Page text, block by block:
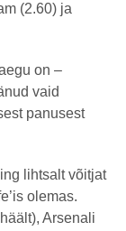
(2.60) ja
on –
vaid
panusest
lihtsalt võitjat
olemas.
Arsenali